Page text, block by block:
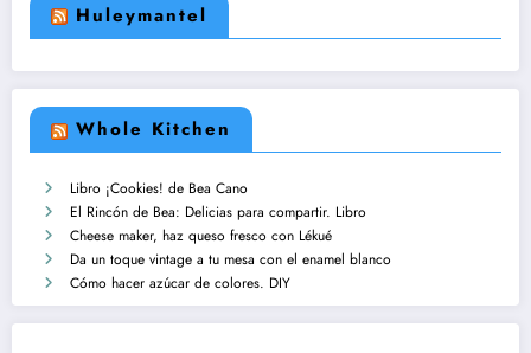
Huleymantel
Whole Kitchen
Libro ¡Cookies! de Bea Cano
El Rincón de Bea: Delicias para compartir. Libro
Cheese maker, haz queso fresco con Lékué
Da un toque vintage a tu mesa con el enamel blanco
Cómo hacer azúcar de colores. DIY